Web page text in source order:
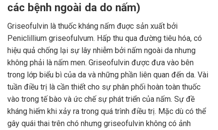
các bệnh ngoài da do nấm)
Griseofulvin là thuốc kháng nấm đuợc sản xuất bởi
Peniclillium griseofulvum. Hấp thu qua đường tiêu hóa, có
hiệu quả chống lại sự lây nhiễm bởi nấm ngoài da nhưng
không phải là nấm men. Griseofulvin được đưa vào bên
trong lớp biểu bì của da và những phần liên quan đến da. Vài
tuần điều trị là cần thiết cho sự phân phối hoàn toàn thuốc
vào trong tế bào và ức chế sự phát triển của nấm. Sự đề
kháng hiếm khi xảy ra trong quá trình điều trị. Mặc dù có thể
gây quái thai trên chó nhưng griseofulvin không có ảnh